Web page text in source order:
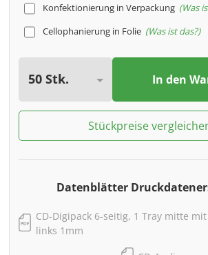
Konfektionierung in Verpackung Was
Cellophanierung in Folie Was ist das?
In den
Stückpreise
Datenblätter
CD-Digipack 6-seitig, 1 Tray mitte
links 1mm